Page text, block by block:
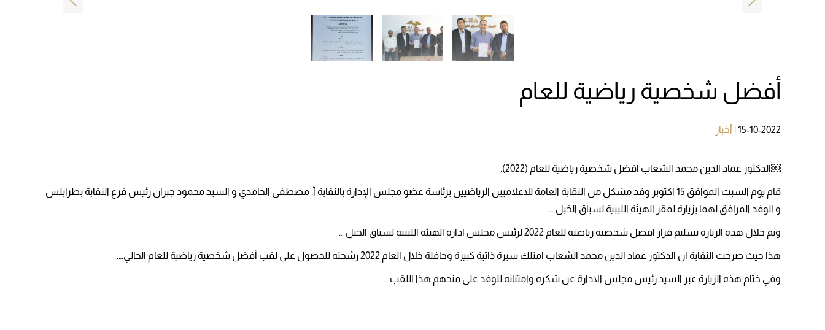
أفضل شخصية رياضية للعام
15-10-2022
| أخبار
￼الدكتور عماد الدين محمد الشعاب افضل شخصية رياضية للعام (2022).
قام يوم السبت الموافق 15 اكتوبر وفد مشكل من النقابة العامة للاعلاميين الرياضيين برئاسة عضو مجلس الإدارة بالنقابة أ. مصطفى الحامدي و السيد محمود جبران رئيس فرع النقابة بطرابلس
و الوفد المرافق لهما بزيارة لمقر الهيئة الليبية لسباق الخيل …
وتم خلال هذه الزيارة تسليم قرار افضل شخصية رياضية للعام 2022 لرئيس مجلس ادارة الهيئة الليبية لسباق الخيل …
هذا حيث صرحت النقابة ان الدكتور عماد الدين محمد الشعاب امتلك سيرة ذاتية كبيرة وحافلة خلال العام 2022 رشحته للحصول على لقب أفضل شخصية رياضية للعام الحالي….
وفي ختام هذه الزيارة عبر السيد رئيس مجلس الادارة عن شكره وامتنانه للوفد على منحهم هذا اللقب …